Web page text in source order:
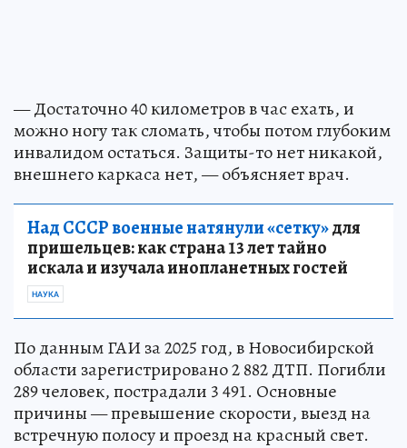
— Достаточно 40 километров в час ехать, и
можно ногу так сломать, чтобы потом глубоким
инвалидом остаться. Защиты-то нет никакой,
внешнего каркаса нет, — объясняет врач.
Над СССР военные натянули «сетку»для
пришельцев: как страна 13 лет тайно
искала и изучала инопланетных гостей
НАУКА
По данным ГАИ за 2025 год, в Новосибирской
области зарегистрировано 2 882 ДТП. Погибли
289 человек, пострадали 3 491. Основные
причины — превышение скорости, выезд на
встречную полосу и проезд на красный свет.